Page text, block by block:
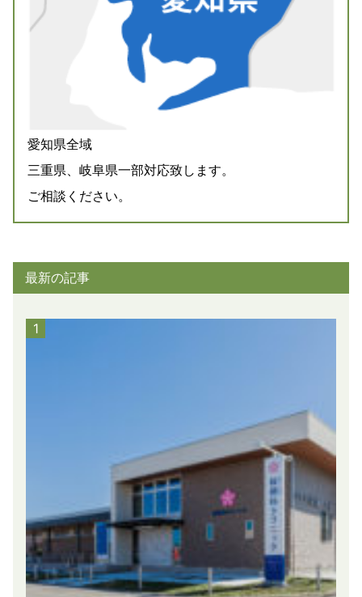
愛知県全域
三重県、岐阜県一部対応致します。
ご相談ください。
最新の記事
1